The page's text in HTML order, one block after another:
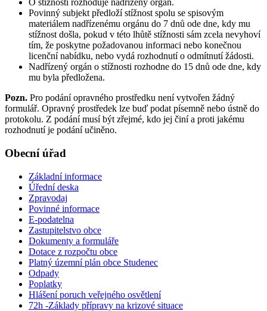
O stížnosti rozhoduje nadřízený orgán.
Povinný subjekt předloží stížnost spolu se spisovým
materiálem nadřízenému orgánu do 7 dnů ode dne, kdy mu
stížnost došla, pokud v této lhůtě stížnosti sám zcela nevyhoví
tím, že poskytne požadovanou informaci nebo konečnou
licenční nabídku, nebo vydá rozhodnutí o odmítnutí žádosti.
Nadřízený orgán o stížnosti rozhodne do 15 dnů ode dne, kdy
mu byla předložena.
Pozn. Pro podání opravného prostředku není vytvořen žádný
formulář. Opravný prostředek lze buď podat písemně nebo ústně do
protokolu. Z podání musí být zřejmé, kdo jej činí a proti jakému
rozhodnutí je podání učiněno.
Obecní úřad
Základní informace
Úřední deska
Zpravodaj
Povinné informace
E-podatelna
Zastupitelstvo obce
Dokumenty a formuláře
Dotace z rozpočtu obce
Platný územní plán obce Studenec
Odpady
Poplatky
Hlášení poruch veřejného osvětlení
72h -Základy přípravy na krizové situace